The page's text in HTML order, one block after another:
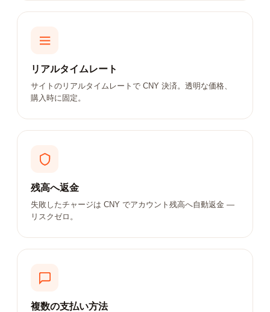
リアルタイムレート
サイトのリアルタイムレートで CNY 決済。透明な価格、
購入時に固定。
残高へ返金
失敗したチャージは CNY でアカウント残高へ自動返金 —
リスクゼロ。
複数の支払い方法